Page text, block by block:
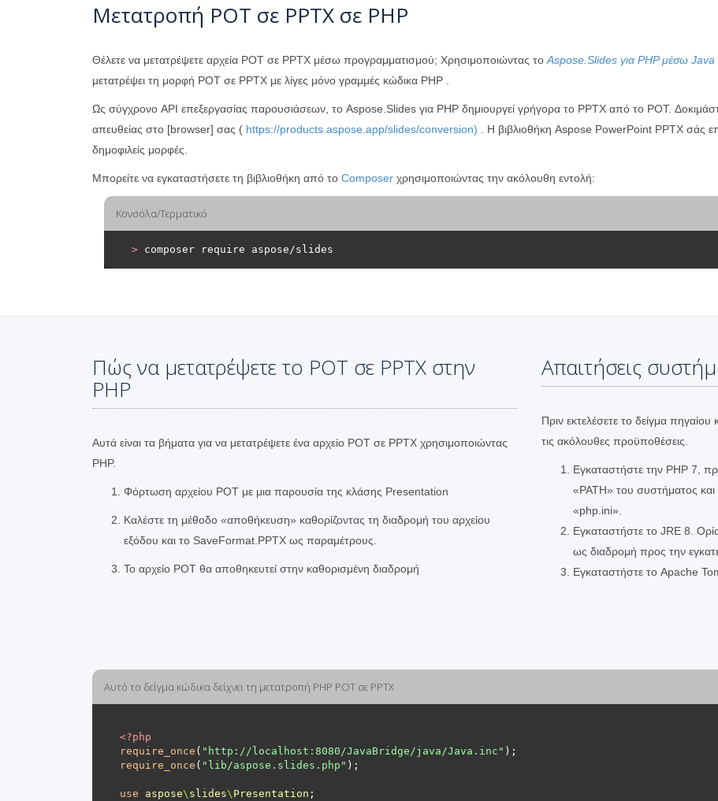
Μετατροπή POT σε PPTX σε PHP
Θέλετε να μετατρέψετε αρχεία POT σε PPTX μέσω προγραμματισμού; Χρησιμοποιώντας το Aspose.Slides για PHP μέσω Java
μετατρέψει τη μορφή POT σε PPTX με λίγες μόνο γραμμές κώδικα PHP .
Ως σύγχρονο API επεξεργασίας παρουσιάσεων, το Aspose.Slides για PHP δημιουργεί γρήγορα το PPTX από το POT.
απευθείας στο [browser] σας ( https://products.aspose.app/slides/conversion) . Η βιβλιοθήκη Aspose PowerPoint PPTX σάς
δημοφιλείς μορφές.
Μπορείτε να εγκαταστήσετε τη βιβλιοθήκη από το Composer χρησιμοποιώντας την ακόλουθη εντολή:
Κονσόλα/Τερματικό
> composer require aspose/slides
Πώς να μετατρέψετε το POT σε PPTX στην
PHP
Αυτά είναι τα βήματα για να μετατρέψετε ένα αρχείο POT σε PPTX χρησιμοποιώντας
PHP.
Φόρτωση αρχείου POT με μια παρουσία της κλάσης Presentation
Καλέστε τη μέθοδο «αποθήκευση» καθορίζοντας τη διαδρομή του αρχείου
εξόδου και το SaveFormat.PPTX ως παραμέτρους.
Το αρχείο POT θα αποθηκευτεί στην καθορισμένη διαδρομή
Απαιτήσεις
Πριν εκτελέσετε το δείγμα πηγαίου
τις ακόλουθες προϋποθέσεις.
Εγκαταστήστε την PHP 7,
«PATH» του συστήματος
«php.ini».
Εγκαταστήστε το JRE 8.
ως διαδρομή προς την
Εγκαταστήστε το Apache
Αυτό το δείγμα κώδικα δείχνει τη μετατροπή PHP POT σε PPTX
<?php
require_once ( "http://localhost:8080/JavaBridge/java/Java.inc"
require_once ( "lib/aspose.slides.php"
use aspose\ slides\ Presentation